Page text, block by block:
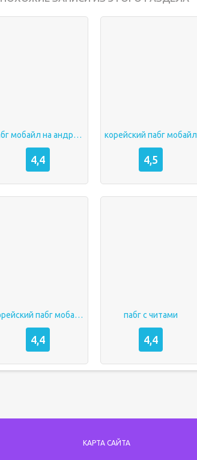
пабг мобайл на андроид
4,4
корейский пабг мобайл
4,5
Корейский пабг мобайл скачать
4,4
пабг с читами
4,4
КАРТА САЙТА